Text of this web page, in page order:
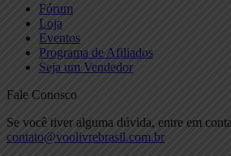
Fórum
Loja
Eventos
Programa de Afiliados
Seja um Vendedor
Fale Conosco
Se você tiver alguma dúvida, entre em
contato@voolivrebrasil.com.br